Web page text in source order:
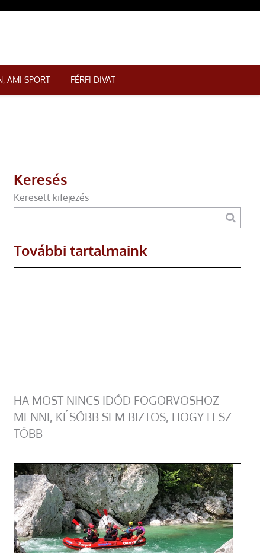
AMI SPORT FÉRFI DIVAT
Keresés
Keresett kifejezés
További tartalmaink
HA MOST NINCS IDŐD FOGORVOSHOZ
MENNI, KÉSŐBB SEM BIZTOS, HOGY LESZ
TÖBB